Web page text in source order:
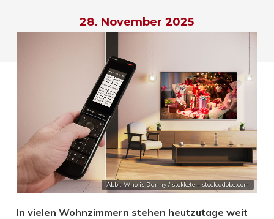
28. November 2025
Abb.: Who is Danny / stokkete – stock.adobe.com
In vielen Wohnzimmern stehen heutzutage weit